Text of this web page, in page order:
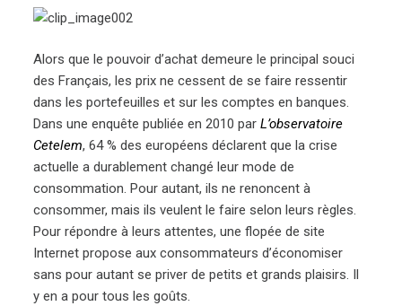
Alors que le pouvoir d’achat demeure le principal souci
des Français, les prix ne cessent de se faire ressentir
dans les portefeuilles et sur les comptes en banques.
Dans une enquête publiée en 2010 parL’observatoire
Cetelem, 64 % des européens déclarent que la crise
actuelle a durablement changé leur mode de
consommation. Pour autant, ils ne renoncent à
consommer, mais ils veulent le faire selon leurs règles.
Pour répondre à leurs attentes, une flopée de site
Internet propose aux consommateurs d’économiser
sans pour autant se priver de petits et grands plaisirs. Il
y en a pour tous les goûts.